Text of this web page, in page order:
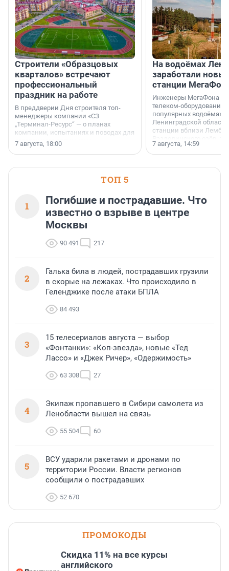
Строители «Образцовых
кварталов» встречают
профессиональный
праздник на работе
В преддверии Дня строителя топ-
менеджеры компании «СЗ
„Терминал-Ресурс“ — о планах
компании, испытаниях и поводах для
осторожного оптимизма.
7 августа, 18:00
На водоёмах
заработали
станции
Инженеры МегаФона
телеком-оборудование
популярных водоёмах
Ленинградской
станции вблизи
недалеко от Большого
водопада.
7 августа, 14:59
ТОП 5
1
Погибшие и пострадавшие. Что
известно о взрыве в центре
Москвы
90 491 217
2
Галька била в людей, пострадавших грузили
в скорые на лежаках. Что происходило в
Геленджике после атаки БПЛА
84 493
3
15 телесериалов августа — выбор
«Фонтанки»: «Коп-звезда», новые «Тед
Лассо» и «Джек Ричер», «Одержимость»
63 308 27
4
Экипаж пропавшего в Сибири самолета из
Ленобласти вышел на связь
55 504 60
5
ВСУ ударили ракетами и дронами по
территории России. Власти регионов
сообщили о пострадавших
52 670
ПРОМОКОДЫ
Скидка 11% на все курсы
английского